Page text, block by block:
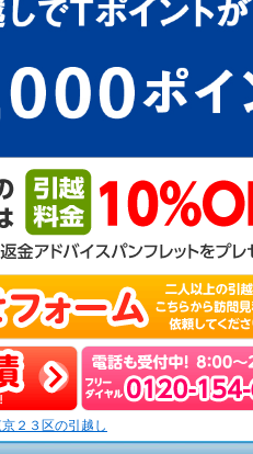
２３区の引越し